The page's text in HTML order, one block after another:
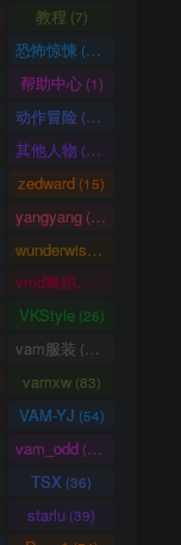
教程 (7)
恐怖惊悚 (64)
帮助中心(1)
动作冒险 (336)
其他人物 (661)
zedward (15)
yangyang (86)
wunderwise(1)
vmd舞蹈数据
VKStyle(26)
(5)vam服装 (1458)
vamxw(83)
VAM-YJ (54)
vam_odd (20)
TSX (36)
starlu (39)